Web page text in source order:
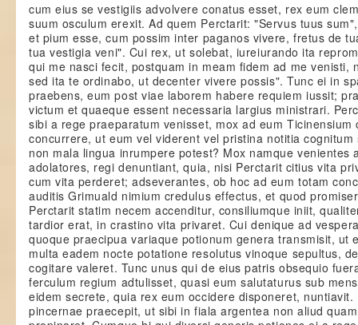
cum eius se vestigiis advolvere conatus esset, rex eum
suum osculum erexit. Ad quem Perctarit: "Servus tuus
et pium esse, cum possim inter paganos vivere, fretus de
tua vestigia veni". Cui rex, ut solebat, iureiurando ita
qui me nasci fecit, postquam in meam fidem ad me venisti,
sed ita te ordinabo, ut decenter vivere possis". Tunc ei in
praebens, eum post viae laborem habere requiem iussit;
victum et quaeque essent necessaria largius ministrari.
sibi a rege praeparatum venisset, mox ad eum
concurrere, ut eum vel viderent vel pristina notitia
non mala lingua inrumpere potest? Mox namque venientes
adolatores, regi denuntiant, quia, nisi Perctarit citius vita
cum vita perderet; adseverantes, ob hoc ad eum totam
auditis Grimuald nimium credulus effectus, et quod
Perctarit statim necem accenditur, consiliumque iniit,
tardior erat, in crastino vita privaret. Cui denique ad
quoque praecipua variaque potionum genera transmisit, ut
multa eadem nocte potatione resolutus vinoque sepultus,
cogitare valeret. Tunc unus qui de eius patris obsequio
ferculum regium adtulisset, quasi eum salutaturus sub
eidem secrete, quia rex eum occidere disponeret,
pincernae praecepit, ut sibi in fiala argentea non aliud